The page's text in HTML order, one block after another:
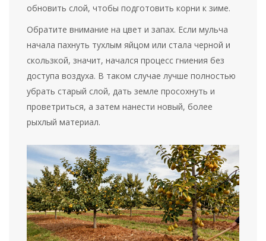
обновить слой, чтобы подготовить корни к зиме.
Обратите внимание на цвет и запах. Если мульча
начала пахнуть тухлым яйцом или стала черной и
скользкой, значит, начался процесс гниения без
доступа воздуха. В таком случае лучше полностью
убрать старый слой, дать земле просохнуть и
проветриться, а затем нанести новый, более
рыхлый материал.